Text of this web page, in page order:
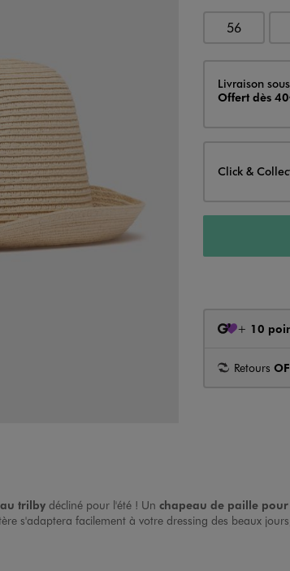
56
Livraison
Livraison
Offert dès
Click &
+ 10
Retours
trilby décliné pour l'été ! Un chapeau de paille
s'adaptera facilement à votre dressing des beaux